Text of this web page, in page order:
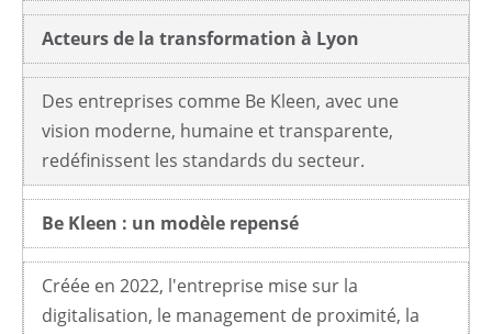
Acteurs de la transformation à Lyon
Des entreprises comme Be Kleen, avec une
vision moderne, humaine et transparente,
redéfinissent les standards du secteur.
Be Kleen : un modèle repensé
Créée en 2022, l'entreprise mise sur la
digitalisation, le management de proximité, la